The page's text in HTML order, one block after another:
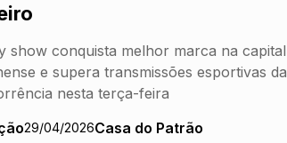
show conquista melhor marca na capital
e supera transmissões esportivas da
nesta terça-feira
29/04/2026Casa do Patrão